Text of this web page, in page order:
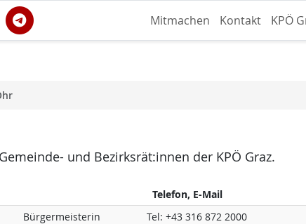
Mitmachen Kontakt KPÖ
und Bezirksrät:innen der KPÖ Graz.
Telefon, E-Mail
Bürgermeisterin Tel:+43 316 872 2000